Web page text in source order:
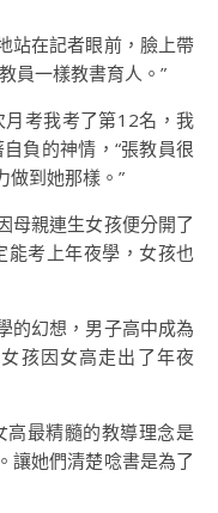
站在記者眼前，臉上帶
員一樣教書育人。”
月考我考了第12名，我
負的神情，“張教員很
做到她那樣。”
母親連生女孩便分開了
能考上年夜學，女孩也
的幻想，男子高中成為
孩因女高走出了年夜
高最精髓的教導理念是
讓她們清楚唸書是為了